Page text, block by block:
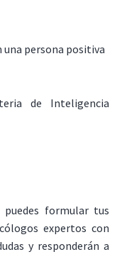
persona positiva
de Inteligencia
formular tus
expertos con
y responderán a